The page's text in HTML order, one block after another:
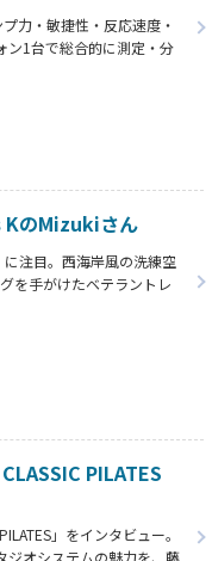
力・敏捷性・反応速度・
ン1台で総合的に測定・分
の実績を持つ、代表の山
KのMizukiさん
注目。西海岸風の洗練空
を手がけたベテラントレ
える、感動レッスンの秘
PILATES
」をインタビュー。
ジオシステムの魅力を、藤